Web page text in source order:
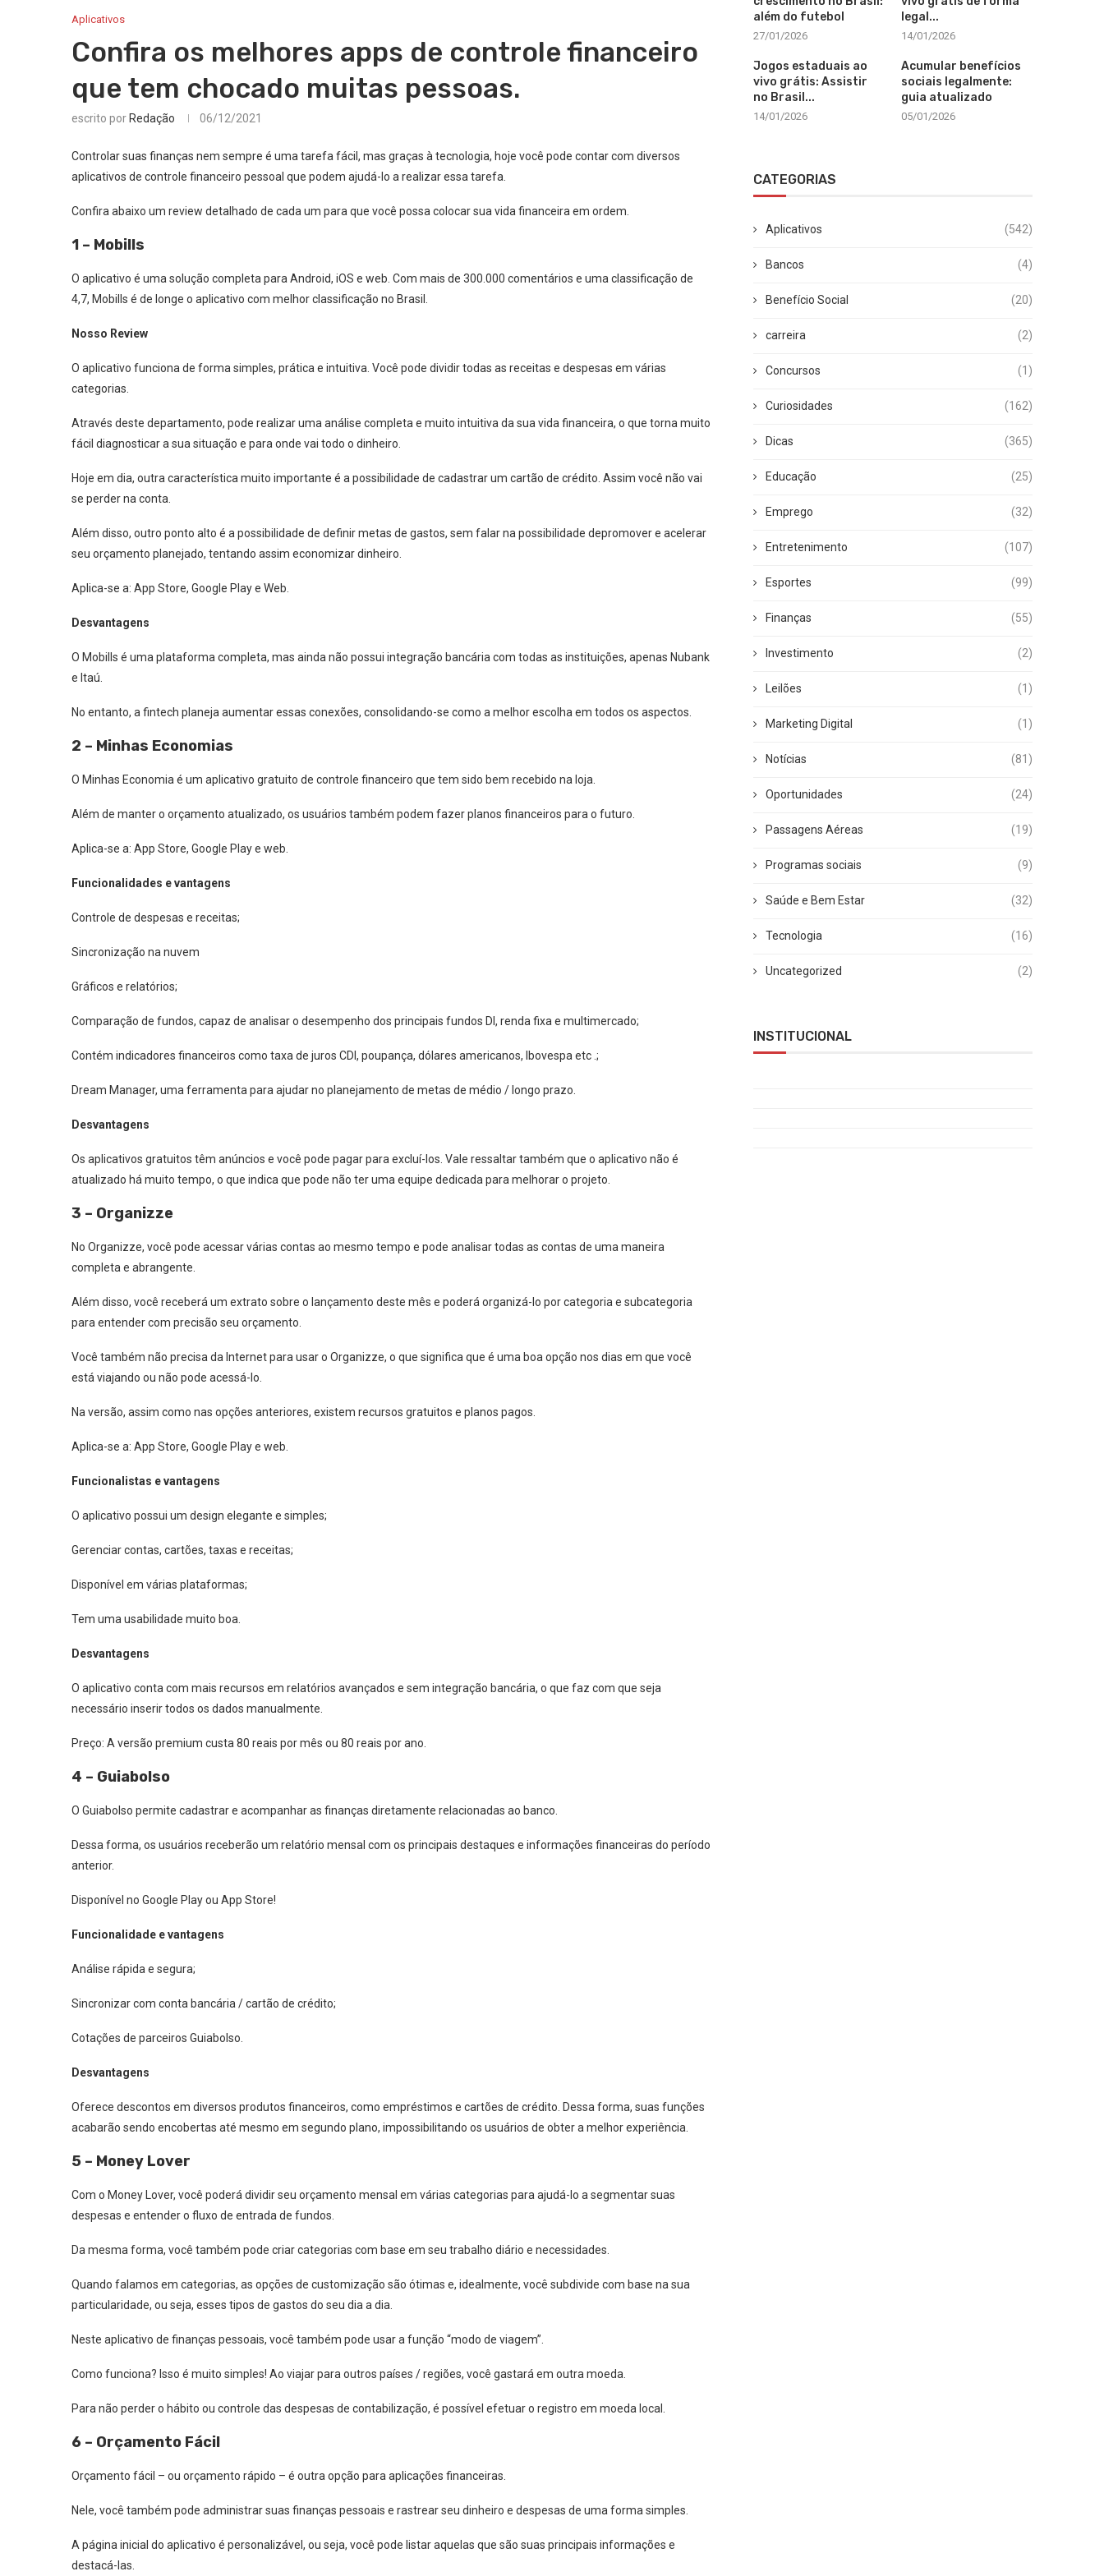
Aplicativos
Confira os melhores apps de controle financeiro
que tem chocado muitas pessoas.
escrito por Redação 06/12/2021
Controlar suas finanças nem sempre é uma tarefa fácil, mas graças à tecnologia, hoje você pode contar com diversos
aplicativos de controle financeiro pessoal que podem ajudá-lo a realizar essa tarefa.
Confira abaixo um review detalhado de cada um para que você possa colocar sua vida financeira em ordem.
1 – Mobills
O aplicativo é uma solução completa para Android, iOS e web. Com mais de 300.000 comentários e uma classificação de
4,7, Mobills é de longe o aplicativo com melhor classificação no Brasil.
Nosso Review
O aplicativo funciona de forma simples, prática e intuitiva. Você pode dividir todas as receitas e despesas em várias
categorias.
Através deste departamento, pode realizar uma análise completa e muito intuitiva da sua vida financeira, o que torna muito
fácil diagnosticar a sua situação e para onde vai todo o dinheiro.
Hoje em dia, outra característica muito importante é a possibilidade de cadastrar um cartão de crédito. Assim você não vai
se perder na conta.
Além disso, outro ponto alto é a possibilidade de definir metas de gastos, sem falar na possibilidade depromover e acelerar
seu orçamento planejado, tentando assim economizar dinheiro.
Aplica-se a: App Store, Google Play e Web.
Desvantagens
O Mobills é uma plataforma completa, mas ainda não possui integração bancária com todas as instituições, apenas Nubank
e Itaú.
No entanto, a fintech planeja aumentar essas conexões, consolidando-se como a melhor escolha em todos os aspectos.
2 – Minhas Economias
O Minhas Economia é um aplicativo gratuito de controle financeiro que tem sido bem recebido na loja.
Além de manter o orçamento atualizado, os usuários também podem fazer planos financeiros para o futuro.
Aplica-se a: App Store, Google Play e web.
Funcionalidades e vantagens
Controle de despesas e receitas;
Sincronização na nuvem
Gráficos e relatórios;
Comparação de fundos, capaz de analisar o desempenho dos principais fundos DI, renda fixa e multimercado;
Contém indicadores financeiros como taxa de juros CDI, poupança, dólares americanos, Ibovespa etc .;
Dream Manager, uma ferramenta para ajudar no planejamento de metas de médio / longo prazo.
Desvantagens
Os aplicativos gratuitos têm anúncios e você pode pagar para excluí-los. Vale ressaltar também que o aplicativo não é
atualizado há muito tempo, o que indica que pode não ter uma equipe dedicada para melhorar o projeto.
3 – Organizze
No Organizze, você pode acessar várias contas ao mesmo tempo e pode analisar todas as contas de uma maneira
completa e abrangente.
Além disso, você receberá um extrato sobre o lançamento deste mês e poderá organizá-lo por categoria e subcategoria
para entender com precisão seu orçamento.
Você também não precisa da Internet para usar o Organizze, o que significa que é uma boa opção nos dias em que você
está viajando ou não pode acessá-lo.
Na versão, assim como nas opções anteriores, existem recursos gratuitos e planos pagos.
Aplica-se a: App Store, Google Play e web.
Funcionalistas e vantagens
O aplicativo possui um design elegante e simples;
Gerenciar contas, cartões, taxas e receitas;
Disponível em várias plataformas;
Tem uma usabilidade muito boa.
Desvantagens
O aplicativo conta com mais recursos em relatórios avançados e sem integração bancária, o que faz com que seja
necessário inserir todos os dados manualmente.
Preço: A versão premium custa 80 reais por mês ou 80 reais por ano.
4 – Guiabolso
O Guiabolso permite cadastrar e acompanhar as finanças diretamente relacionadas ao banco.
Dessa forma, os usuários receberão um relatório mensal com os principais destaques e informações financeiras do período
anterior.
Disponível no Google Play ou App Store!
Funcionalidade e vantagens
Análise rápida e segura;
Sincronizar com conta bancária / cartão de crédito;
Cotações de parceiros Guiabolso.
Desvantagens
Oferece descontos em diversos produtos financeiros, como empréstimos e cartões de crédito. Dessa forma, suas funções
acabarão sendo encobertas até mesmo em segundo plano, impossibilitando os usuários de obter a melhor experiência.
5 – Money Lover
Com o Money Lover, você poderá dividir seu orçamento mensal em várias categorias para ajudá-lo a segmentar suas
despesas e entender o fluxo de entrada de fundos.
Da mesma forma, você também pode criar categorias com base em seu trabalho diário e necessidades.
Quando falamos em categorias, as opções de customização são ótimas e, idealmente, você subdivide com base na sua
particularidade, ou seja, esses tipos de gastos do seu dia a dia.
Neste aplicativo de finanças pessoais, você também pode usar a função “modo de viagem”.
Como funciona? Isso é muito simples! Ao viajar para outros países / regiões, você gastará em outra moeda.
Para não perder o hábito ou controle das despesas de contabilização, é possível efetuar o registro em moeda local.
6 – Orçamento Fácil
Orçamento fácil – ou orçamento rápido – é outra opção para aplicações financeiras.
Nele, você também pode administrar suas finanças pessoais e rastrear seu dinheiro e despesas de uma forma simples.
A página inicial do aplicativo é personalizável, ou seja, você pode listar aquelas que são suas principais informações e
destacá-las.
além do futebol
27/01/2026
legal...
14/01/2026
Jogos estaduais ao
vivo grátis: Assistir
no Brasil...
14/01/2026
Acumular benefícios
sociais legalmente:
guia atualizado
05/01/2026
CATEGORIAS
Aplicativos (542)
Bancos (4)
Benefício Social (20)
carreira (2)
Concursos (1)
Curiosidades (162)
Dicas (365)
Educação (25)
Emprego (32)
Entretenimento (107)
Esportes (99)
Finanças (55)
Investimento (2)
Leilões (1)
Marketing Digital (1)
Notícias (81)
Oportunidades (24)
Passagens Aéreas (19)
Programas sociais (9)
Saúde e Bem Estar (32)
Tecnologia (16)
Uncategorized (2)
INSTITUCIONAL